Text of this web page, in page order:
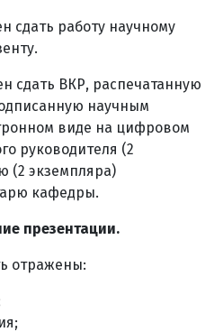
сдать работу научному
сдать ВКР, распечатанную
научным
виде на цифровом
руководителя (2
(2 экземпляра)
кафедры.
презентации.
отражены: